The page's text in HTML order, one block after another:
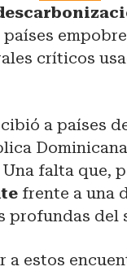
críticos
a países
Una falta que,
frente a una
profundas del
a estos